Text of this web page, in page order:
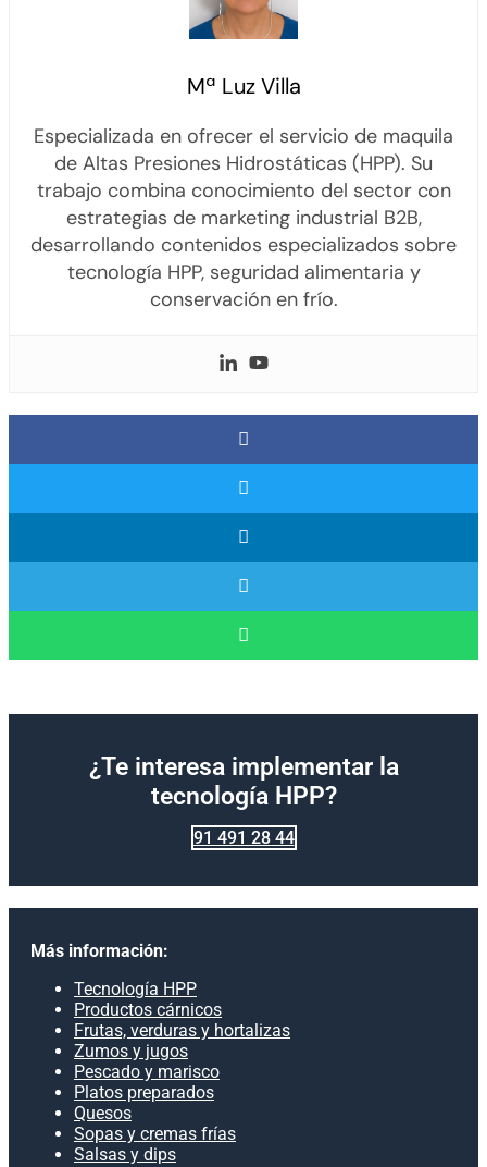
Mª Luz Villa
Especializada en ofrecer el servicio de maquila
de Altas Presiones Hidrostáticas (HPP). Su
trabajo combina conocimiento del sector con
estrategias de marketing industrial B2B,
desarrollando contenidos especializados sobre
tecnología HPP, seguridad alimentaria y
conservación en frío.
¿Te interesa implementar la
tecnología HPP?
91 491 28 44
Más información:
Tecnología HPP
Productos cárnicos
Frutas, verduras y hortalizas
Zumos y jugos
Pescado y marisco
Platos preparados
Quesos
Sopas y cremas frías
Salsas y dips